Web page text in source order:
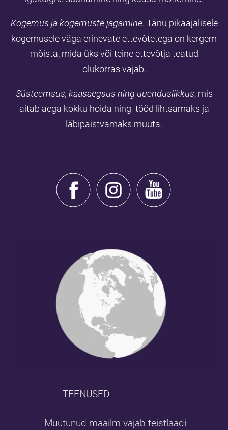
Kogemus ja kogemuste jagamine. Tänu pikaajalisele
kogemusele väga erinevate ettevõtetega on kergem
mõista, mida üks või teine ettevõtja teatud
olukorras vajab.
Süsteemsus, kaasaegsus ning uuenduslikkus, mis
aitab aega kokku hoida ning tööd lihtsamaks ja
läbipaistvamaks muuta.
TEENUSED
Muutunud maailm vajab teistlaadi